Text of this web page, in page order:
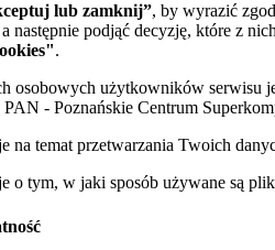
lub zamknij”, by wyrazić
następnie podjąć decyzję, które z
.
osobowych użytkowników serwisu
- Poznańskie Centrum
na temat przetwarzania Twoich
o tym, w jaki sposób używane są